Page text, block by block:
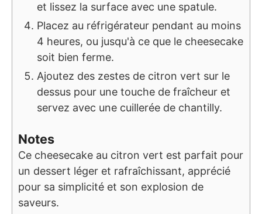
et lissez la surface avec une spatule.
Placez au réfrigérateur pendant au moins
4 heures, ou jusqu'à ce que le cheesecake
soit bien ferme.
Ajoutez des zestes de citron vert sur le
dessus pour une touche de fraîcheur et
servez avec une cuillerée de chantilly.
Notes
Ce cheesecake au citron vert est parfait pour
un dessert léger et rafraîchissant, apprécié
pour sa simplicité et son explosion de
saveurs.